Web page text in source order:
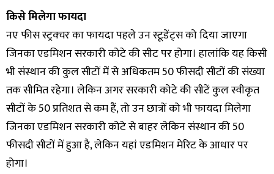
किसे मिलेगा फायदा
नए फीस स्ट्रक्चर का फायदा पहले उन स्टूडेंट्स को दिया जाएगा
जिनका एडमिशन सरकारी कोटे की सीट पर होगा। हालांकि यह किसी
भी संस्थान की कुल सीटों में से अधिकतम 50 फीसदी सीटों की संख्या
तक सीमित रहेगा। लेकिन अगर सरकारी कोटे की सीटें कुल स्वीकृत
सीटों के 50 प्रतिशत से कम हैं, तो उन छात्रों को भी फायदा मिलेगा
जिनका एडमिशन सरकारी कोटे से बाहर लेकिन संस्थान की 50
फीसदी सीटों में हुआ है, लेकिन यहां एडमिशन मेरिट के आधार पर
होगा।